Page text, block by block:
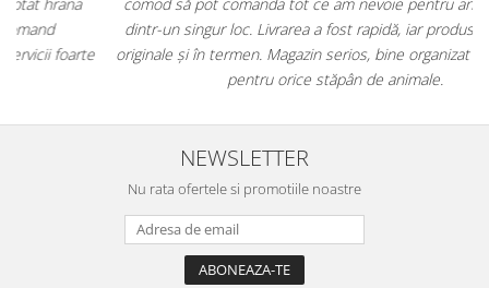
dintr-un singur loc. Livrarea a fost rapidă, iar produsele au fost
originale și în termen. Magazin serios, bine organizat și foarte util
pentru orice stăpân de animale.
NEWSLETTER
Nu rata ofertele si promotiile noastre